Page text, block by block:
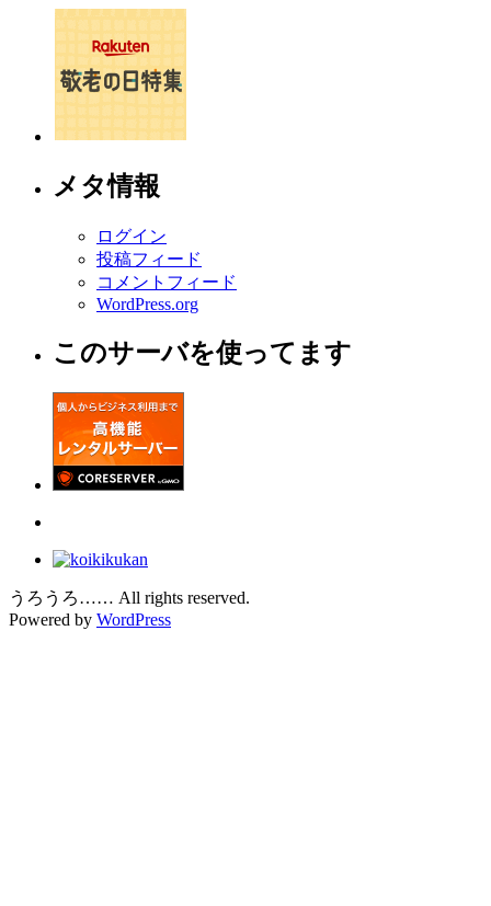
メタ情報
ログイン
投稿フィード
コメントフィード
WordPress.org
このサーバを使ってます
うろうろ…… All rights reserved.
Powered by WordPress